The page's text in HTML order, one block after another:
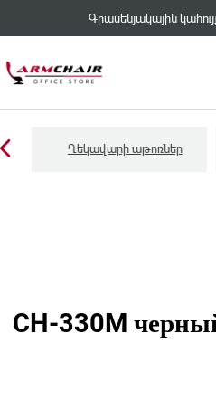
Գրասենյակային
Ղեկավարի աթոռներ
CH-330M